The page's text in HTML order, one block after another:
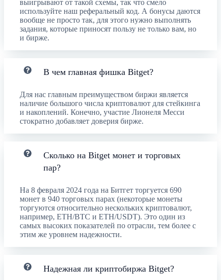
выигрывают от такой схемы, так что смело
используйте наш реферальный код. А бонусы даются
вообще не просто так, для этого нужно выполнять
задания, которые приносят пользу не только вам, но
и бирже.
В чем главная фишка Bitget?
Для нас главным преимуществом биржи является
наличие большого числа криптовалют для стейкинга
и накоплений. Конечно, участие Лионеля Месси
стократно добавляет доверия бирже.
Сколько на Bitget монет и торговых
пар?
На 8 февраля 2024 года на Битгет торгуется 690
монет в 940 торговых парах (некоторые монеты
торгуются относительно нескольких криптовалют,
например, ETH/BTC и ETH/USDT). Это один из
самых высоких показателей по отрасли, тем более с
этим же уровнем надежности.
Надежная ли криптобиржа Bitget?